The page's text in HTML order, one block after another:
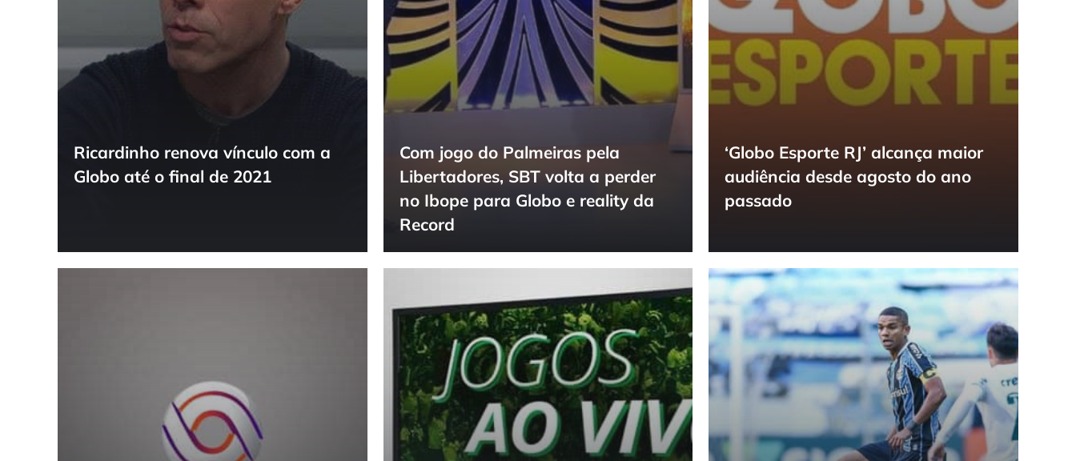
Ricardinho renova vínculo com a
Globo até o final de 2021
Com jogo do Palmeiras pela
Libertadores, SBT volta a perder
no Ibope para Globo e reality da
Record
‘Globo Esporte RJ’ alcança maior
audiência desde agosto do ano
passado